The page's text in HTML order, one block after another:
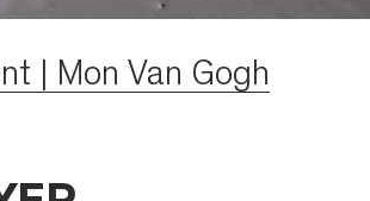
| Mon Van Gogh